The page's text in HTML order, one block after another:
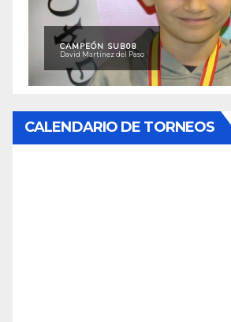
CAMPEÓN SUB08
David Martínez del Paso
CALENDARIO DE TORNEOS